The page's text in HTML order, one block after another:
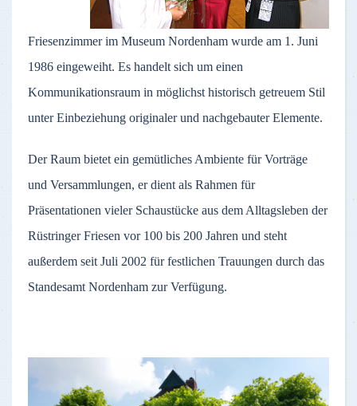
Friesenzimmer im Museum Nordenham wurde am 1. Juni
1986 eingeweiht. Es handelt sich um einen
Kommunikationsraum in möglichst historisch getreuem Stil
unter Einbeziehung originaler und nachgebauter Elemente.
Der Raum bietet ein gemütliches Ambiente für Vorträge
und Versammlungen, er dient als Rahmen für
Präsentationen vieler Schaustücke aus dem Alltagsleben der
Rüstringer Friesen vor 100 bis 200 Jahren und steht
außerdem seit Juli 2002 für festlichen Trauungen durch das
Standesamt Nordenham zur Verfügung.